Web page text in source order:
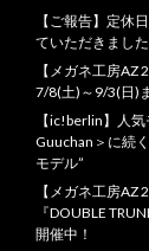
【ご報告】定休
ていただきました
【メガネ工房AZ
7/8(土)～9/3(日)
【ic!berlin】人気
Guuchan＞に続
モデル”
【メガネ工房AZ
『DOUBLE
開催中！